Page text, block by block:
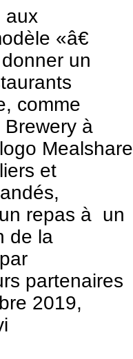
aux
«â€
un
comme
Brewery à
Mealshare
et
repas à un
de la
partenaires
2019,